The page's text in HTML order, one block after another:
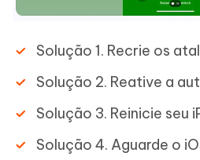
Solução 1. Recrie os
Solução 2. Reative a
Solução 3. Reinicie seu
Solução 4. Aguarde o